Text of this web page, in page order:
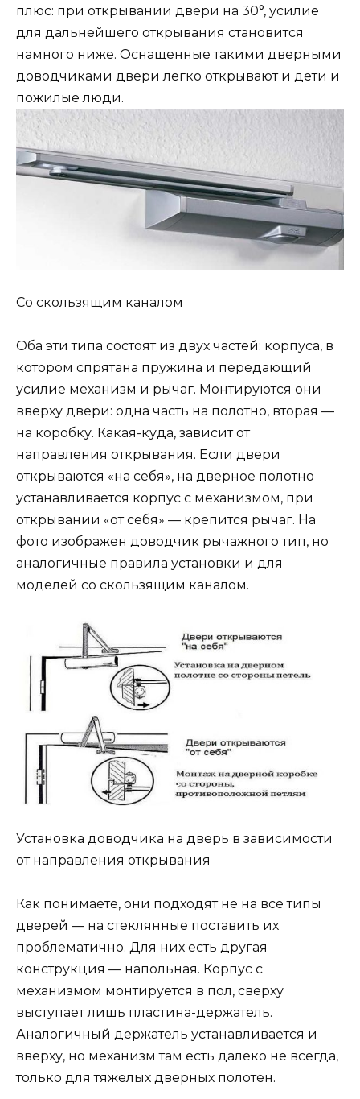
плюс: при открывании двери на 30°, усилие
для дальнейшего открывания становится
намного ниже. Оснащенные такими дверными
доводчиками двери легко открывают и дети и
пожилые люди.
Со скользящим каналом
Оба эти типа состоят из двух частей: корпуса, в
котором спрятана пружина и передающий
усилие механизм и рычаг. Монтируются они
вверху двери: одна часть на полотно, вторая —
на коробку. Какая-куда, зависит от
направления открывания. Если двери
открываются «на себя», на дверное полотно
устанавливается корпус с механизмом, при
открывании «от себя» — крепится рычаг. На
фото изображен доводчик рычажного тип, но
аналогичные правила установки и для
моделей со скользящим каналом.
Установка доводчика на дверь в зависимости
от направления открывания
Как понимаете, они подходят не на все типы
дверей — на стеклянные поставить их
проблематично. Для них есть другая
конструкция — напольная. Корпус с
механизмом монтируется в пол, сверху
выступает лишь пластина-держатель.
Аналогичный держатель устанавливается и
вверху, но механизм там есть далеко не всегда,
только для тяжелых дверных полотен.